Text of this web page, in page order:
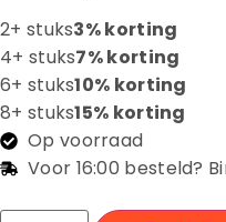
2+ stuks3% korting
4+ stuks7% korting
6+ stuks10% korting
8+ stuks15% korting
Op voorraad
Voor 16:00 besteld?